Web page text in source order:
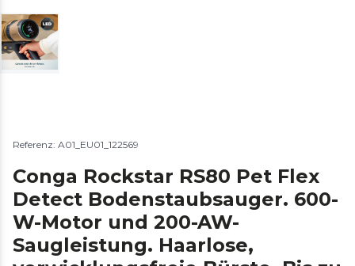
Referenz: A01_EU01_122569
Conga Rockstar RS80 Pet Flex
Detect Bodenstaubsauger. 600-
W-Motor und 200-AW-
Saugleistung. Haarlose,